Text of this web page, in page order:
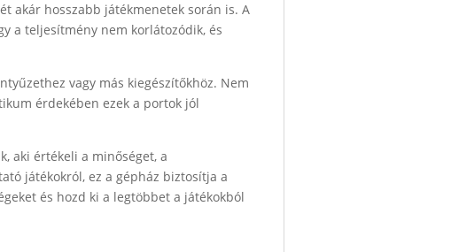
akár hosszabb játékmenetek során is. A
a teljesítmény nem korlátozódik, és
vagy más kiegészítőkhöz. Nem
érdekében ezek a portok jól
aki értékeli a minőséget, a
játékokról, ez a gépház biztosítja a
és hozd ki a legtöbbet a játékokból